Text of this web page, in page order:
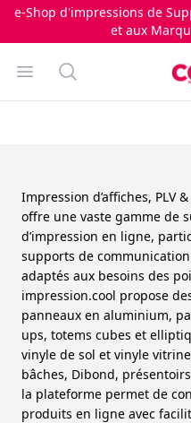
e-Shop d'impressions de
et aux
Open menu
Search
Impression d’affiches, PLV
offre une vaste gamme de
d’impression en ligne,
supports de
adaptés aux besoins des
impression.cool propose
panneaux en aluminium,
ups, totems cubes et
vinyle de sol et vinyle
bâches, Dibond,
la plateforme permet de
produits en ligne avec